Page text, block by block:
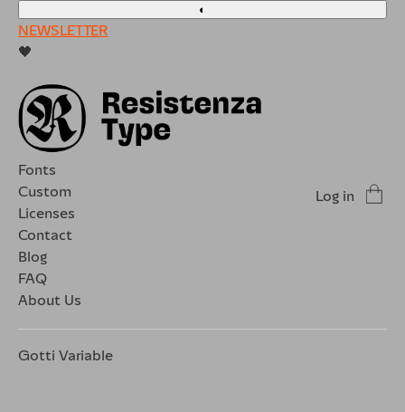
◐
NEWSLETTER
🖤
Fonts
Custom
Licenses
Contact
Blog
FAQ
About Us
Log in
Gotti Variable